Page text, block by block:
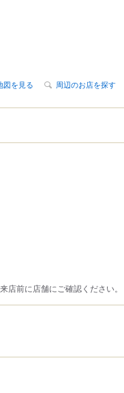
図を見る 周辺のお店を探す
店前に店舗にご確認ください。